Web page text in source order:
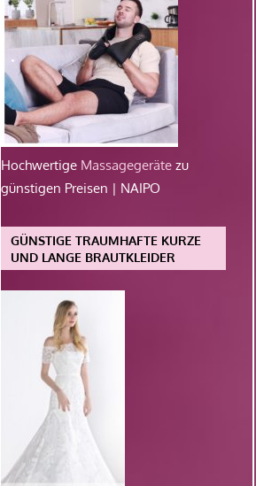
Hochwertige Massagegeräte zu
günstigen Preisen | NAIPO
GÜNSTIGE TRAUMHAFTE KURZE
UND LANGE BRAUTKLEIDER